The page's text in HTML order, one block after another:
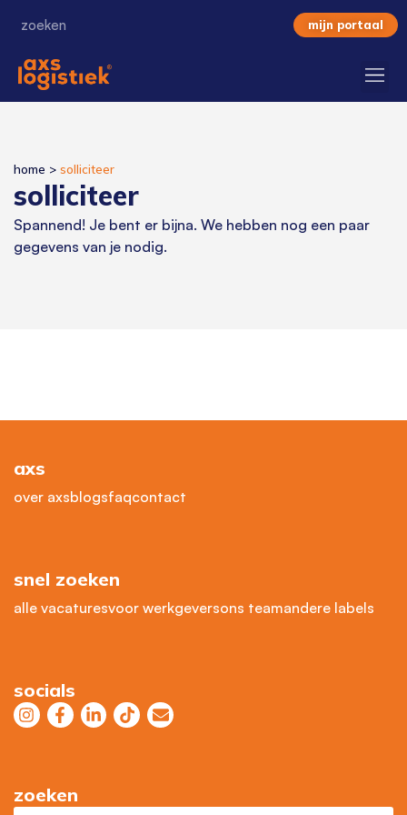
mijn portaal
home > solliciteer
solliciteer
Spannend! Je bent er bijna. We hebben nog een paar
gegevens van je nodig.
axs
over axsblogsfaqcontact
snel zoeken
alle vacaturesvoor werkgeversons teamandere labels
socials
zoeken